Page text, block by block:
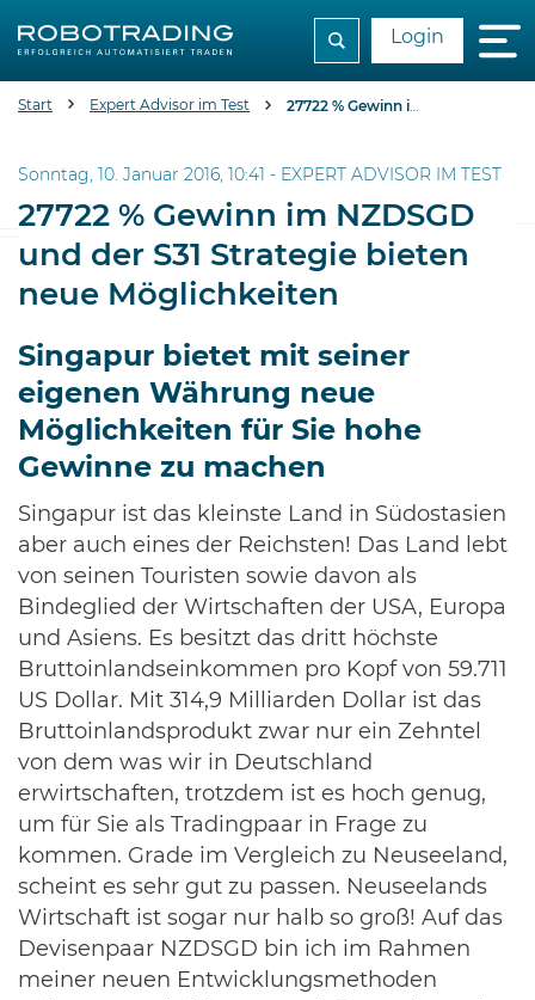
Login
Start Expert Advisor im Test 27722 % Gewinn im NZDSGD und der S31 Strategie bieten neue Möglichkeiten
Sonntag, 10. Januar 2016, 10:41 - EXPERT ADVISOR IM TEST
27722 % Gewinn im NZDSGD
und der S31 Strategie bieten
neue Möglichkeiten
Singapur bietet mit seiner
eigenen Währung neue
Möglichkeiten für Sie hohe
Gewinne zu machen
Singapur ist das kleinste Land in Südostasien
aber auch eines der Reichsten! Das Land lebt
von seinen Touristen sowie davon als
Bindeglied der Wirtschaften der USA, Europa
und Asiens. Es besitzt das dritt höchste
Bruttoinlandseinkommen pro Kopf von 59.711
US Dollar. Mit 314,9 Milliarden Dollar ist das
Bruttoinlandsprodukt zwar nur ein Zehntel
von dem was wir in Deutschland
erwirtschaften, trotzdem ist es hoch genug,
um für Sie als Tradingpaar in Frage zu
kommen. Grade im Vergleich zu Neuseeland,
scheint es sehr gut zu passen. Neuseelands
Wirtschaft ist sogar nur halb so groß! Auf das
Devisenpaar NZDSGD bin ich im Rahmen
meiner neuen Entwicklungsmethoden